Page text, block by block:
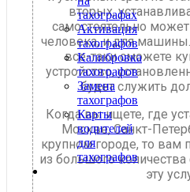
тахографах
Активация
тахографов
Калибровка
тахографов
Замена
тахографов
Карты
водителей
для
тахографов
вторых,
самостоятельно
человека, и для
все-таки сможете
устройство,
будет служить
Когда вы ищете, где
Москве, Санкт-
крупном городе, то вам
из большого
эту